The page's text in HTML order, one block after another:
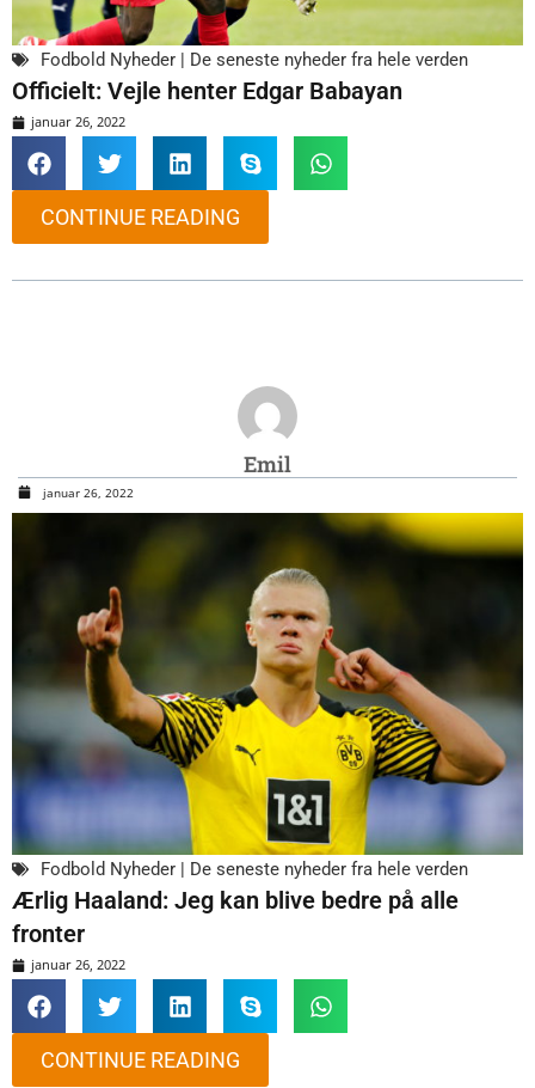
Fodbold Nyheder | De seneste nyheder fra hele verden
Officielt: Vejle henter Edgar Babayan
januar 26, 2022
CONTINUE READING
Emil
januar 26, 2022
Fodbold Nyheder | De seneste nyheder fra hele verden
Ærlig Haaland: Jeg kan blive bedre på alle
fronter
januar 26, 2022
CONTINUE READING